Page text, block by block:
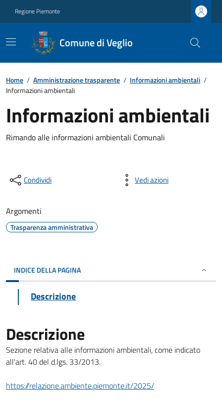
Regione Piemonte
Comune di Veglio
Home / Amministrazione trasparente / Informazioni ambientali /
Informazioni ambientali
Informazioni ambientali
Rimando alle informazioni ambientali Comunali
Condividi Vedi azioni
Argomenti
Trasparenza amministrativa
INDICE DELLA PAGINA
Descrizione
Descrizione
Sezione relativa alle informazioni ambientali, come indicato
all'art. 40 del d.lgs. 33/2013.
https://relazione.ambiente.piemonte.it/2025/